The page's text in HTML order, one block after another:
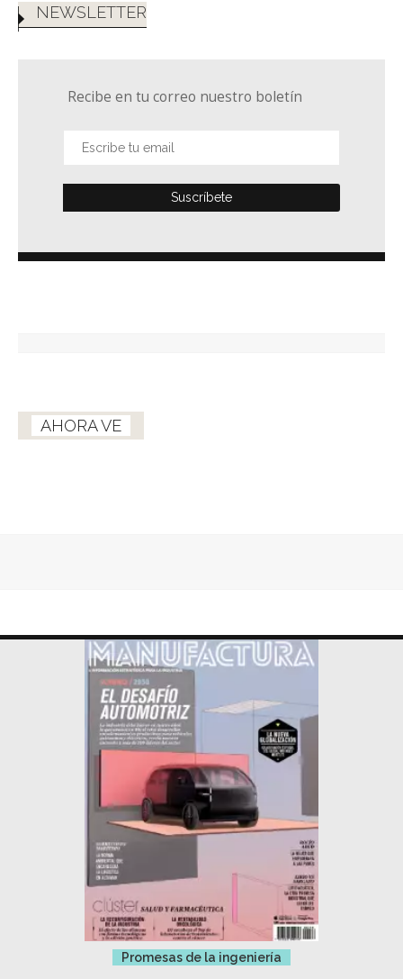
NEWSLETTER
Recibe en tu correo nuestro boletín
AHORA VE
Promesas de la ingeniería